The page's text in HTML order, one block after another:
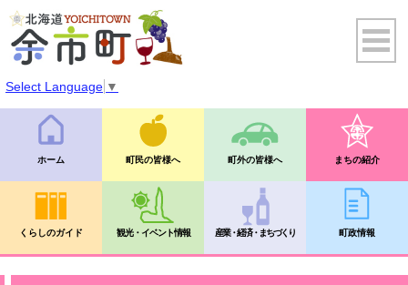
Select Language ▼
ホーム 町民の皆様へ 町外の皆様へ まちの紹介
くらしのガイド 観光・イベント情報 産業・経済・まちづくり 町政情報